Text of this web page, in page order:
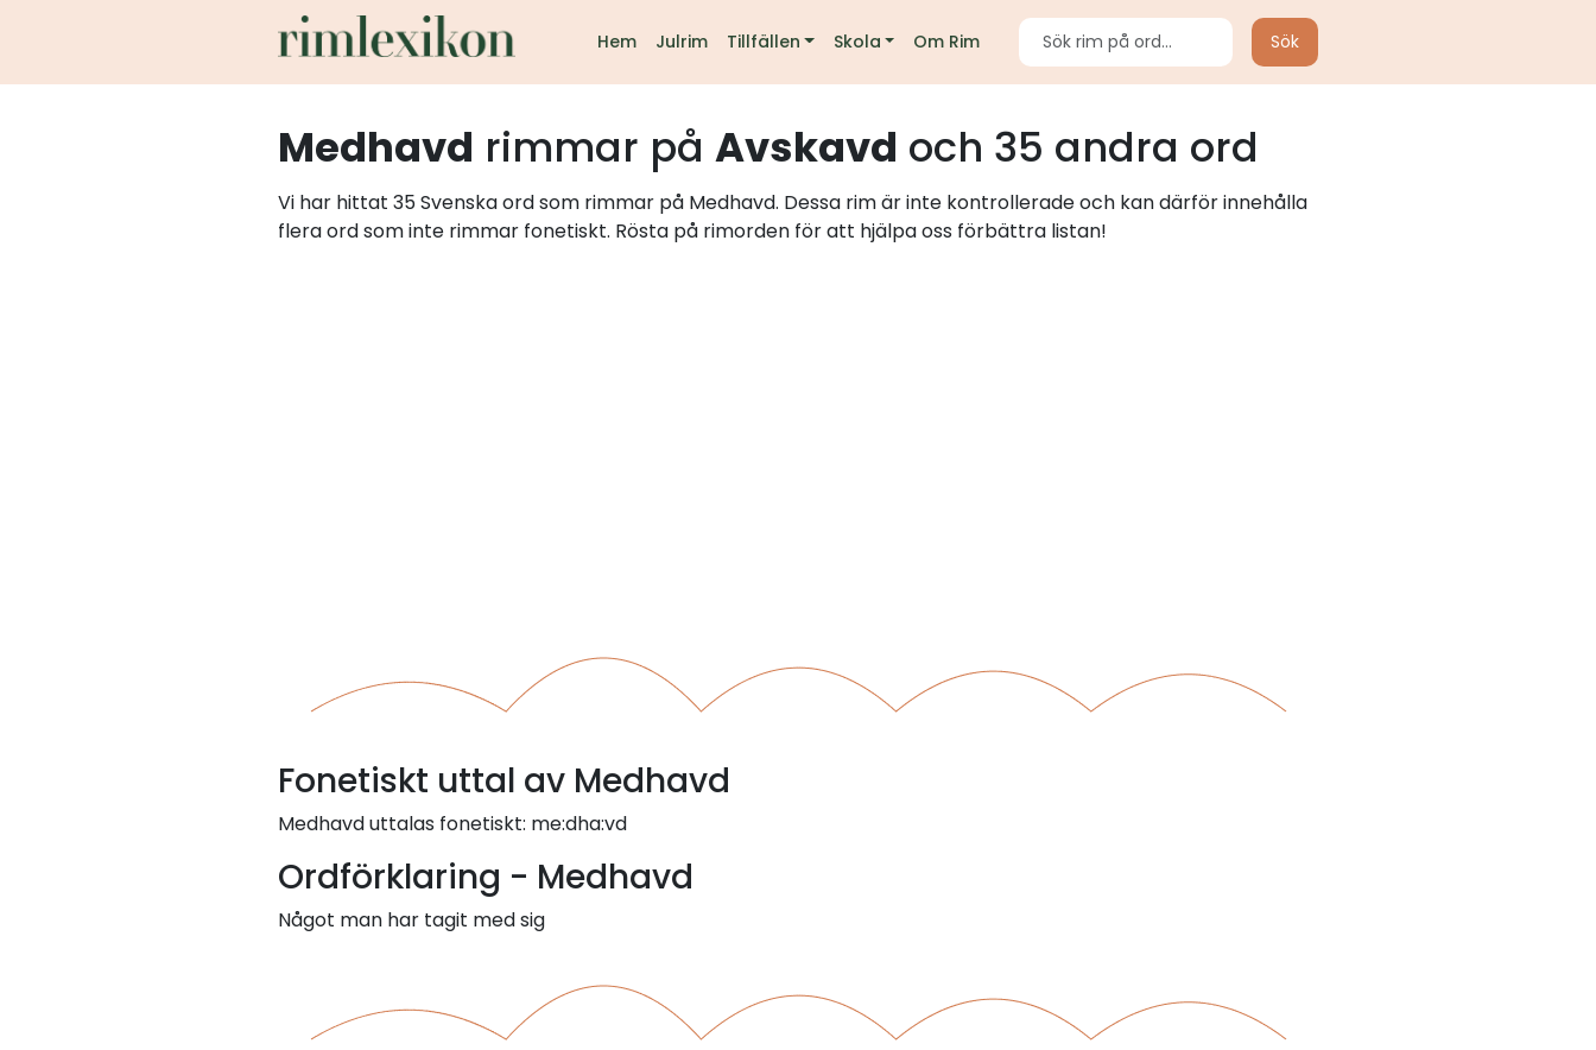
Hem Julrim Tillfällen Skola Om Rim Sök
Medhavd rimmar på Avskavd och 35 andra ord
Vi har hittat 35 Svenska ord som rimmar på Medhavd. Dessa rim är inte kontrollerade och kan därför innehålla
flera ord som inte rimmar fonetiskt. Rösta på rimorden för att hjälpa oss förbättra listan!
Fonetiskt uttal av Medhavd
Medhavd uttalas fonetiskt: me:dha:vd
Ordförklaring - Medhavd
Något man har tagit med sig